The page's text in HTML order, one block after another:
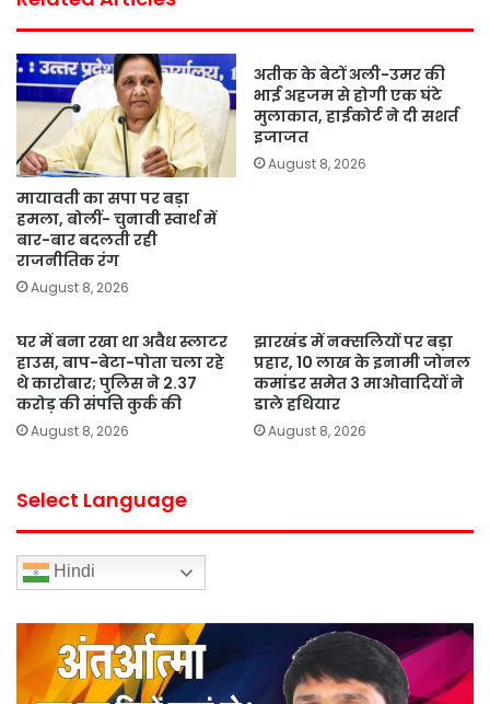
मायावती का सपा पर बड़ा
हमला, बोलीं- चुनावी स्वार्थ में
बार-बार बदलती रही
राजनीतिक रंग
August 8, 2026
अतीक के बेटों अली-उमर की
भाई अहजम से होगी एक घंटे
मुलाकात, हाईकोर्ट ने दी सशर्त
इजाजत
August 8, 2026
घर में बना रखा था अवैध स्लाटर
हाउस, बाप-बेटा-पोता चला रहे
थे कारोबार; पुलिस ने 2.37
करोड़ की संपत्ति कुर्क की
August 8, 2026
झारखंड में नक्सलियों पर बड़ा
प्रहार, 10 लाख के इनामी जोनल
कमांडर समेत 3 माओवादियों ने
डाले हथियार
August 8, 2026
Select Language
Hindi